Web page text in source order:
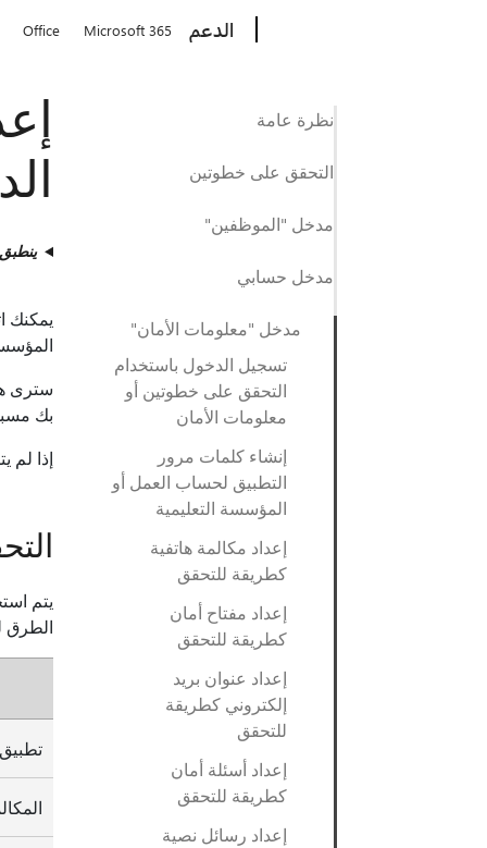
الدعم Microsoft 365
Office
نظرة عامة
التحقق على خطوتين
مدخل "الموظفين"
مدخل حسابي
مدخل "معلومات الأمان"
تسجيل الدخول باستخدام
التحقق على خطوتين أو
معلومات الأمان
إنشاء كلمات مرور
التطبيق لحساب العمل أو
المؤسسة التعليمية
إعداد مكالمة هاتفية
كطريقة للتحقق
إعداد مفتاح أمان
كطريقة للتحقق
إعداد عنوان بريد
إلكتروني كطريقة
للتحقق
إعداد أسئلة أمان
كطريقة للتحقق
إعداد رسائل نصية
يمكنك
سترى
بك
إذا لم
يتم
الطرق